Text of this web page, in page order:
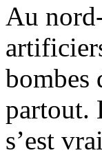
Au
bombes
partout.
s’est